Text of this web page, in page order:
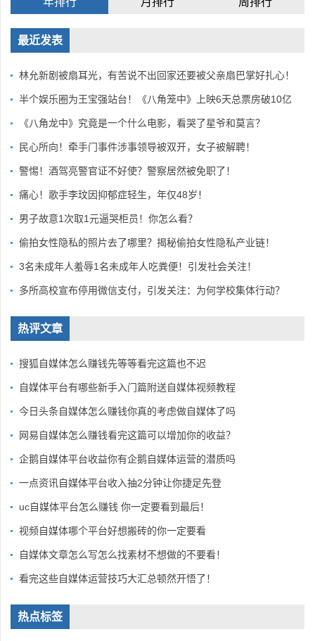
最近发表
林允新剧被扇耳光，有苦说不出回家还要被父亲扇巴掌好扎心！
半个娱乐圈为王宝强站台！《八角笼中》上映6天总票房破10亿
《八角龙中》究竟是一个什么电影，看哭了星爷和莫言？
民心所向！牵手门事件涉事领导被双开，女子被解聘！
警惕！酒驾亮警官证不好使？警察居然被免职了！
痛心！歌手李玟因抑郁症轻生，年仅48岁！
男子故意1次取1元逼哭柜员！你怎么看？
偷拍女性隐私的照片去了哪里？揭秘偷拍女性隐私产业链！
3名未成年人羞辱1名未成年人吃粪便！引发社会关注！
多所高校宣布停用微信支付，引发关注：为何学校集体行动？
热评文章
搜狐自媒体怎么赚钱先等等看完这篇也不迟
自媒体平台有哪些新手入门篇附送自媒体视频教程
今日头条自媒体怎么赚钱你真的考虑做自媒体了吗
网易自媒体怎么赚钱看完这篇可以增加你的收益？
企鹅自媒体平台收益你有企鹅自媒体运营的潜质吗
一点资讯自媒体平台收入抽2分钟让你捷足先登
uc自媒体平台怎么赚钱 你一定要看到最后！
视频自媒体哪个平台好想搬砖的你一定要看
自媒体文章怎么写怎么找素材不想做的不要看！
看完这些自媒体运营技巧大汇总顿然开悟了！
热点标签